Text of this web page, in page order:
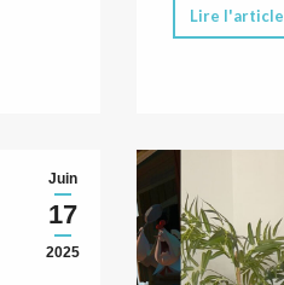
Lire l'article
Juin
17
2025